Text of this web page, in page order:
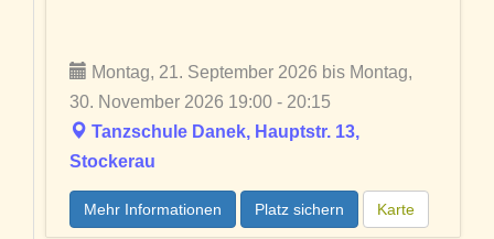
Montag, 21. September 2026 bis Montag,
30. November 2026 19:00 - 20:15
Tanzschule Danek, Hauptstr. 13,
Stockerau
Mehr Informationen Platz sichern Karte